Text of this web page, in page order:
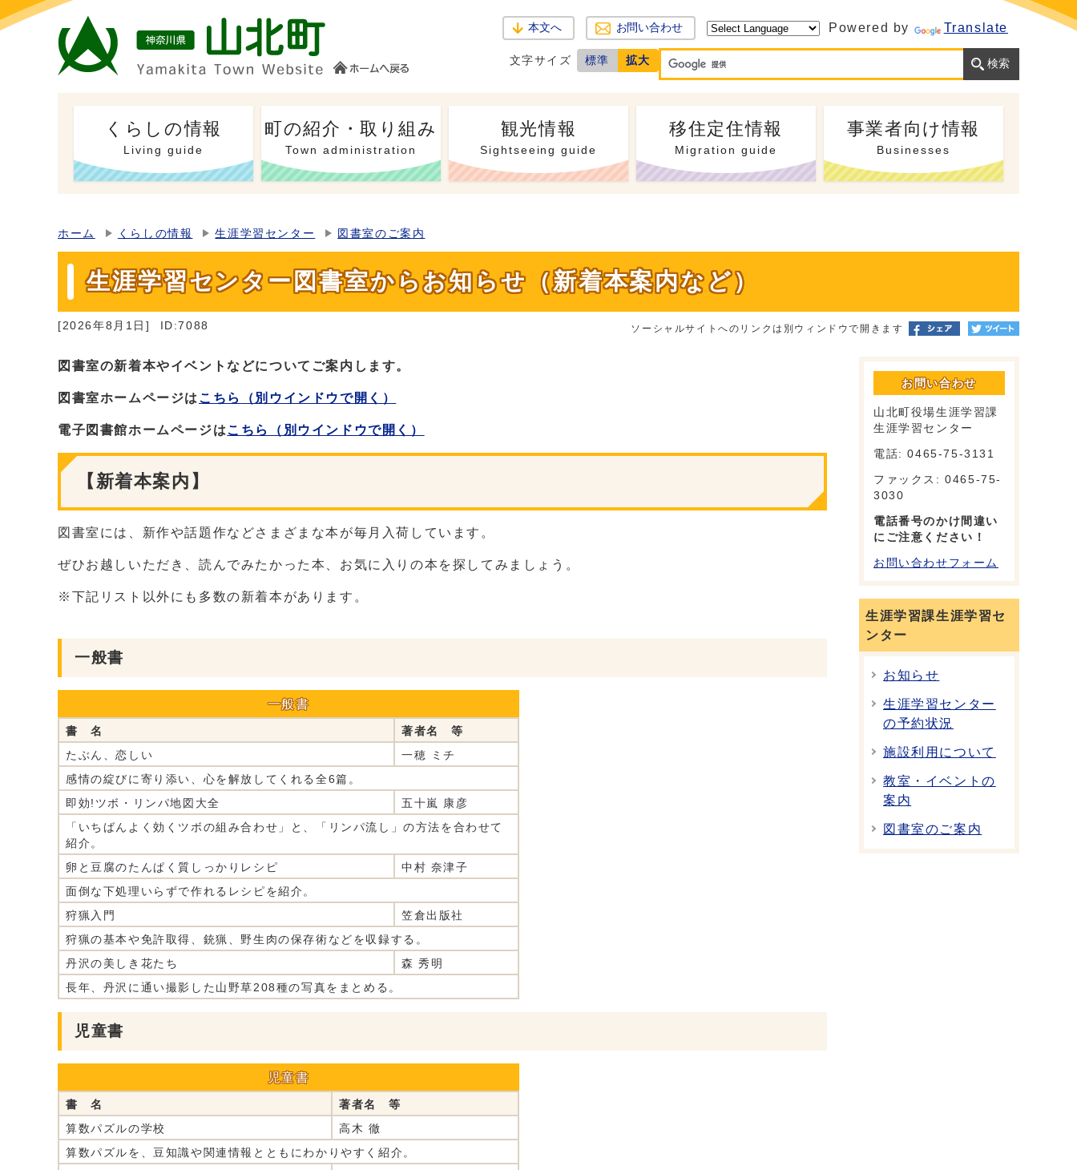
本文へ お問い合わせ Powered by Translate
文字サイズ 標準 拡大
くらしの情報
Living guide
町の紹介・取り組み
Town administration
観光情報
Sightseeing guide
移住定住情報
Migration guide
事業者向け情報
Businesses
ホーム くらしの情報 生涯学習センター 図書室のご案内
生涯学習センター図書室からお知らせ（新着本案内など）
[2026年8月1日] ID:7088 ソーシャルサイトへのリンクは別ウィンドウで開きます
図書室の新着本やイベントなどについてご案内します。
図書室ホームページは こちら （別ウインドウで開く）
電子図書館ホームページはこちら （別ウインドウで開く）
【新着本案内】
図書室には、新作や話題作などさまざまな本が毎月入荷しています。
ぜひお越しいただき、読んでみたかった本、お気に入りの本を探してみましょう。
※下記リスト以外にも多数の新着本があります。
一般書
一般書
書 名
著者名 等
たぶん、恋しい
一穂 ミチ
感情の綻びに寄り添い、心を解放してくれる全6篇。
即効!ツボ・リンパ地図大全
五十嵐 康彦
「いちばんよく効くツボの組み合わせ」と、「リンパ流し」の方法を合わせて
紹介。
卵と豆腐のたんぱく質しっかりレシピ
中村 奈津子
面倒な下処理いらずで作れるレシピを紹介。
狩猟入門
笠倉出版社
狩猟の基本や免許取得、銃猟、野生肉の保存術などを収録する。
丹沢の美しき花たち
森 秀明
長年、丹沢に通い撮影した山野草208種の写真をまとめる。
児童書
児童書
書 名
著者名 等
算数パズルの学校
高木 徹
算数パズルを、豆知識や関連情報とともにわかりやすく紹介。
お問い合わせ
山北町役場生涯学習課
生涯学習センター
電話: 0465-75-3131
ファックス: 0465-75-
3030
電話番号のかけ間違い
にご注意ください！
お問い合わせフォーム
生涯学習課生涯学習セ
ンター
お知らせ
生涯学習センター
の予約状況
施設利用について
教室・イベントの
案内
図書室のご案内